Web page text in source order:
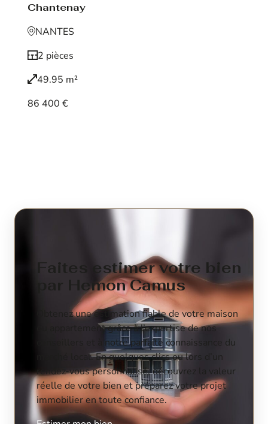
Chantenay
NANTES
2 pièces
49.95 m²
86 400 €
Faites estimer votre bien
par Hemon Camus
Obtenez une estimation fiable de votre maison
ou appartement grâce à l’expertise de nos
conseillers et à notre parfaite connaissance du
marché local. En quelques clics ou lors d’un
rendez-vous personnalisé, découvrez la valeur
réelle de votre bien et préparez votre projet
immobilier en toute confiance.